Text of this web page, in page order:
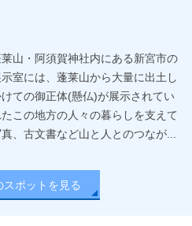
山・阿須賀神社内にある新宮市の
室には、蓬莱山から大量に出土し
ての御正体(懸仏)が展示されてい
この地方の人々の暮らしを支えて
、古文書など山と人とのつなが...
スポットを見る